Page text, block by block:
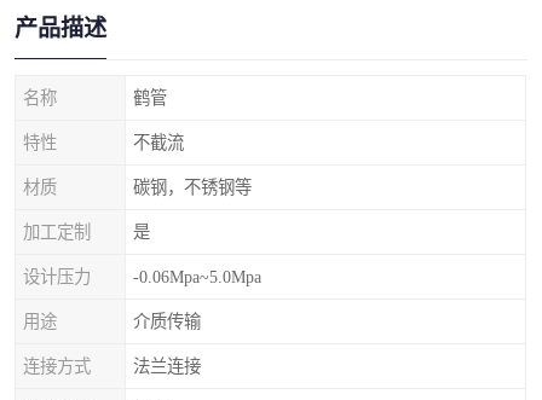
产品描述
名称 鹤管
特性 不截流
材质 碳钢，不锈钢等
加工定制 是
设计压力 -0.06Mpa~5.0Mpa
用途 介质传输
连接方式 法兰连接